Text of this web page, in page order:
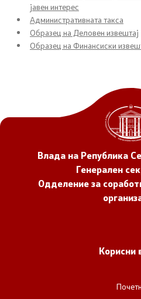
Документи
Записници и дневни редови
Контакт
Регистар
јавен интерес
Aдминистративната такса
Образец на Деловен извештај
Образец на Финансиски
Влада на Република
Генерален
Одделение за
Корисни